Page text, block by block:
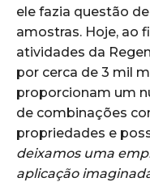
ele fazia questão
amostras. Hoje, ao
atividades da
por cerca de 3 mil
proporcionam um
de combinações
propriedades e
deixamos uma
aplicação